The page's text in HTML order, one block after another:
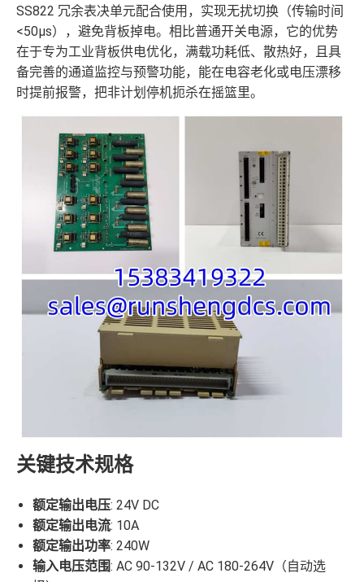
SS822 冗余表决单元配合使用，实现无扰切换（传输时间
<50µs），避免背板掉电。相比普通开关电源，它的优势
在于专为工业背板供电优化，满载功耗低、散热好，且具
备完善的通道监控与预警功能，能在电容老化或电压漂移
时提前报警，把非计划停机扼杀在摇篮里。
关键技术规格
额定输出电压: 24V DC
额定输出电流: 10A
额定输出功率: 240W
输入电压范围: AC 90-132V / AC 180-264V（自动选